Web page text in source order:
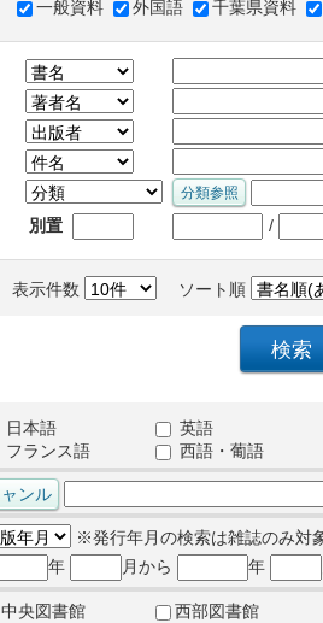
一般資料 外国語 千葉県資料
別置 /
表示件数 ソート順
日本語
英語
フランス語
西語・葡語
※発行年月の検索は雑誌のみ対
年
月から 年
中央図書館 西部図書館